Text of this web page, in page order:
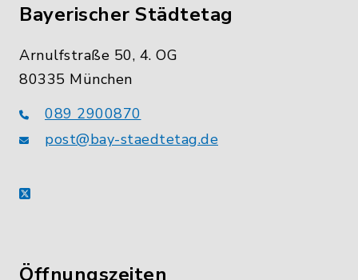
Bayerischer Städtetag
Arnulfstraße 50, 4. OG
80335 München
089 2900870
post@bay-staedtetag.de
X
Öffnungszeiten